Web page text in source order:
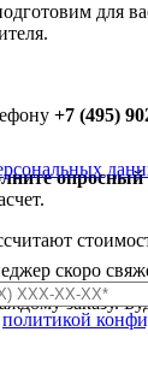
для
+7 (495)
опросный
заказу.
скоро
политикой